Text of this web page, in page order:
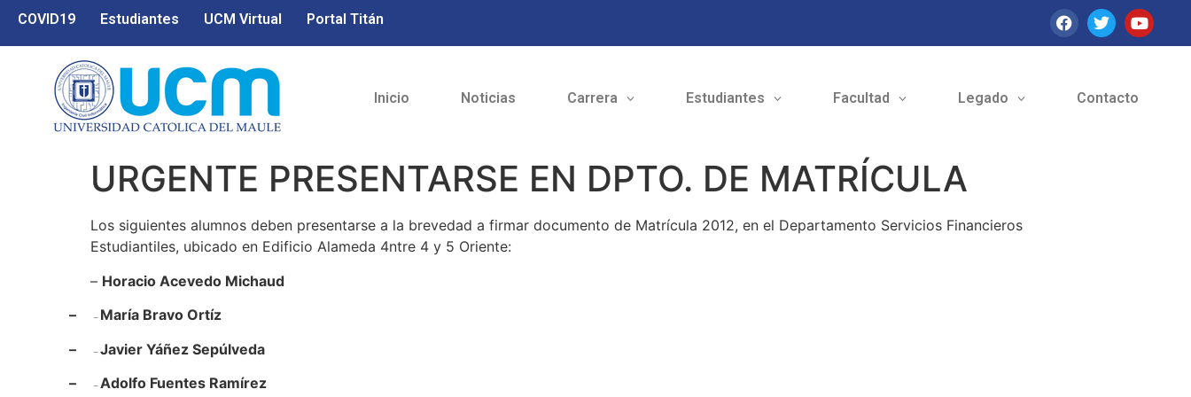
COVID19 Estudiantes UCM Virtual Portal Titán
Inicio Noticias Carrera Estudiantes Facultad Legado Contacto
URGENTE PRESENTARSE EN DPTO. DE MATRÍCULA
Los siguientes alumnos deben presentarse a la brevedad a firmar documento de Matrícula 2012, en el Departamento Servicios Financieros
Estudiantiles, ubicado en Edificio Alameda 4ntre 4 y 5 Oriente:
– Horacio Acevedo Michaud
– – María Bravo Ortíz
– – Javier Yáñez Sepúlveda
– – Adolfo Fuentes Ramírez